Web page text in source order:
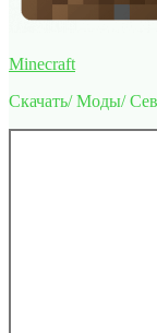
Minecraft
Скачать/ Моды/